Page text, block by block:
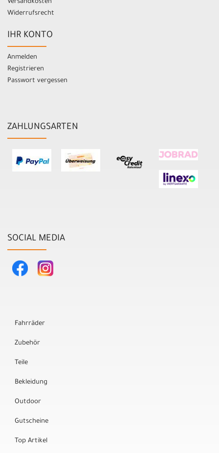
Versandkosten
Widerrufsrecht
IHR KONTO
Anmelden
Registrieren
Passwort vergessen
ZAHLUNGSARTEN
SOCIAL MEDIA
Fahrräder
Zubehör
Teile
Bekleidung
Outdoor
Gutscheine
Top Artikel